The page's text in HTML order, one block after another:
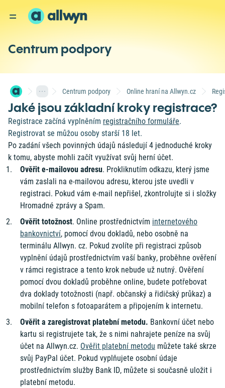
Centrum podpory
Centrum podpory Online hraní na Allwyn.cz
Jaké jsou základní kroky registrace?
Registrace začíná vyplněním registračního formuláře.
Registrovat se můžou osoby starší 18 let.
Po zadání všech povinných údajů následují 4 jednoduché kroky
k tomu, abyste mohli začít využívat svůj herní účet.
Ověřit e-mailovou adresu. Prokliknutím odkazu, který jsme
vám zaslali na e-mailovou adresu, kterou jste uvedli v
registraci. Pokud vám e-mail nepřišel, zkontrolujte si i složky
Hromadné zprávy a Spam.
Ověřit totožnost. Online prostřednictvím internetového
bankovnictví, pomocí dvou dokladů, nebo osobně na
terminálu Allwyn. cz. Pokud zvolíte při registraci způsob
vyplnění údajů prostřednictvím vaší banky, proběhne ověření
v rámci registrace a tento krok nebude už nutný. Ověření
pomocí dvou dokladů proběhne online, budete potřebovat
dva doklady totožnosti (např. občanský a řidičský průkaz) a
mobilní telefon s fotoaparátem a připojením k internetu.
Ověřit a zaregistrovat platební metodu. Bankovní účet nebo
kartu si registrujete tak, že s nimi nahrajete peníze na svůj
účet na Allwyn.cz. Ověřit platební metodu můžete také skrze
svůj PayPal účet. Pokud vyplňujete osobní údaje
prostřednictvím služby Bank ID, můžete si současně uložit i
platební metodu.